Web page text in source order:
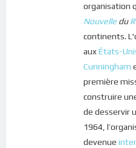
organisation
Nouvelle du
continents.
auxÉtats-
Cunningham
première
construire
de desservir
1964,
devenue